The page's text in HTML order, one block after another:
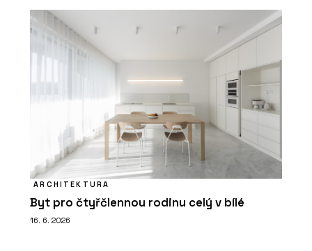
ARCHITEKTURA
Byt pro čtyřčlennou rodinu celý v bílé
16. 6. 2026